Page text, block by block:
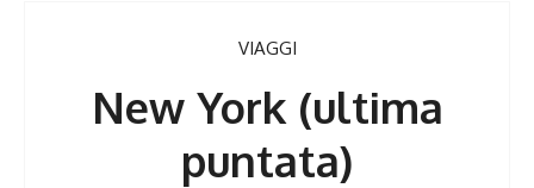
VIAGGI
New York (ultima
puntata)